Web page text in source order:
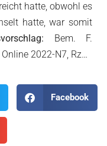
hatte, obwohl es
hatte, war somit
Bem. F.
2022-N7, Rz…
Facebook